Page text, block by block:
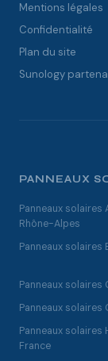
Mentions légales
Confidentialité
Plan du site
Sunology
PANNEAUX
Panneaux solaires
Rhône-Alpes
Panneaux solaires
Panneaux solaires
Panneaux solaires
Panneaux
France